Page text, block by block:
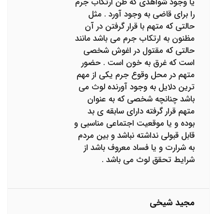
را برای قاضی به وجود آورد . مثل
حالتی که متهم با قرار گرفتن در آن
مظنون به ارتکاب جرم می باشد مانند
حالتی که مقتول در اغوش شخصی
است که غرق به خون است . حضور
متهم در محل وقوع جرم یکی از مهم
ترین دلایل به وجود آورنده لوث می
باشد چنانچه شخصی که به عنوان
متهم قرار گرفته دارای سابقه ی بد
بوده و یا موقعیت اجتماعی مناسبی و
قابل قبولی نداشته نباشد و بین مردم
به شرارت و یا فساد معروف باشد از
شرایط تحقق لوث می باشد .
مجید شیخی